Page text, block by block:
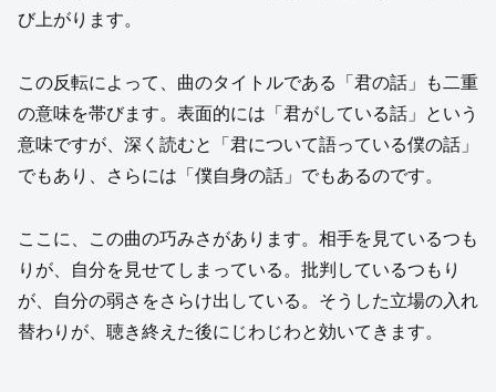
び上がります。
この反転によって、曲のタイトルである「君の話」も二重
の意味を帯びます。表面的には「君がしている話」という
意味ですが、深く読むと「君について語っている僕の話」
でもあり、さらには「僕自身の話」でもあるのです。
ここに、この曲の巧みさがあります。相手を見ているつも
りが、自分を見せてしまっている。批判しているつもり
が、自分の弱さをさらけ出している。そうした立場の入れ
替わりが、聴き終えた後にじわじわと効いてきます。